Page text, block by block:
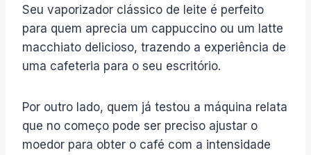
Seu vaporizador clássico de leite é perfeito
para quem aprecia um cappuccino ou um latte
macchiato delicioso, trazendo a experiência de
uma cafeteria para o seu escritório.
Por outro lado, quem já testou a máquina relata
que no começo pode ser preciso ajustar o
moedor para obter o café com a intensidade